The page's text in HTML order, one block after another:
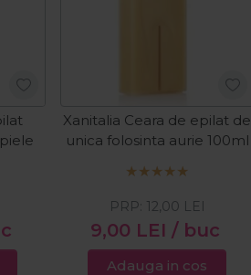
Xanitalia Ceara de epilat de
unica folosinta aurie 100ml
9,00 LEI / buc
PRP: 12,00 LEI
Adauga in cos